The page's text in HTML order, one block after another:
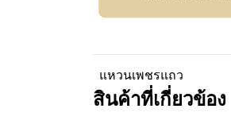
แหวนเพชรแถว
สินค้าที่เกี่ยวข้อง